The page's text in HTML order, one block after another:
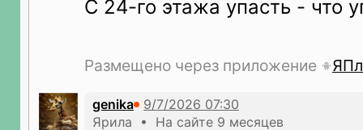
С 24-го этажа упасть - что
Размещено через приложение
genika
Ярила • На сайте 9 месяцев